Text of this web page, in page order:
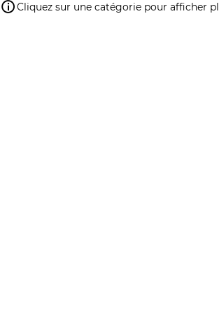
Cliquez sur une catégorie pour afficher